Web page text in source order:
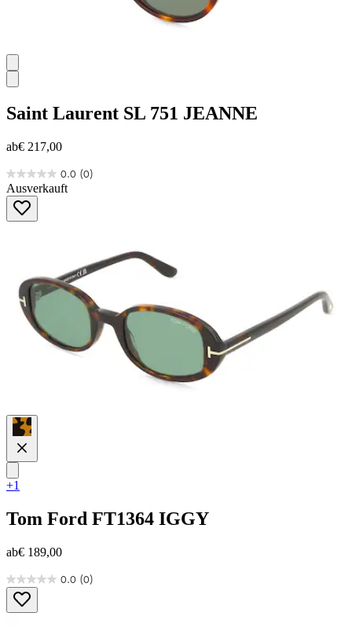
Saint Laurent SL 751 JEANNE
ab€ 217,00
0.0 (0)
0.0
von
Sternen.
Ausverkauft
+1
Tom Ford FT1364 IGGY
ab€ 189,00
0.0 (0)
0.0
von
5